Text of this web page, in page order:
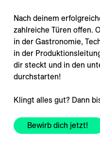
Nach deinem
zahlreiche Türen offen.
in der Gastronomie,
in der
dir steckt und in den
durchstarten!
Klingt alles gut? Dann
Bewirb dich jetzt!